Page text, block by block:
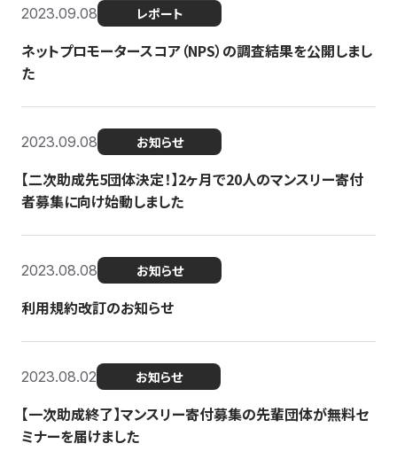
2023.09.08 レポート
ネットプロモータースコア（NPS）の調査結果を公開しまし
た
2023.09.08 お知らせ
【二次助成先5団体決定！】2ヶ月で20人のマンスリー寄付
者募集に向け始動しました
2023.08.08 お知らせ
利用規約改訂のお知らせ
2023.08.02 お知らせ
【一次助成終了】マンスリー寄付募集の先輩団体が無料セ
ミナーを届けました